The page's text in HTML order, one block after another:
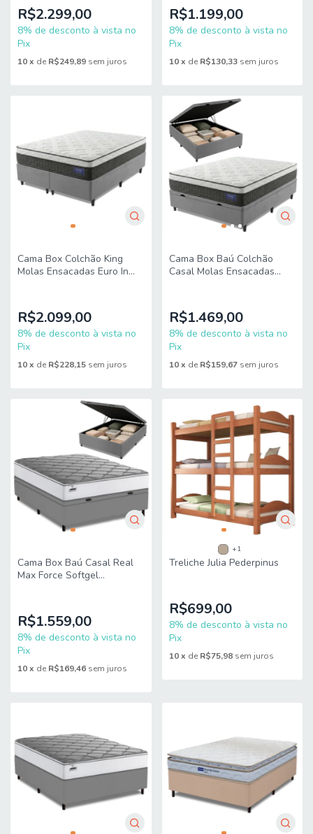
R$2.299,00
8% de desconto à vista no
Pix
10x de R$249,89 sem juros
R$1.199,00
8% de desconto à vista no
Pix
10 x de R$130,33 sem juros
Cama Box Colchão King
Molas Ensacadas Euro In
R$2.099,00
8% de desconto à vista no
Pix
10x de R$228,15 sem juros
Cama Box Baú Colchão
Casal Molas Ensacadas
R$1.469,00
8% de desconto à vista no
Pix
10 x de R$159,67 sem juros
Cama Box Baú Casal Real
Max Force Softgel
R$1.559,00
8% de desconto à vista no
Pix
10x de R$169,46 sem juros
+1
Treliche Julia Pederpinus
R$699,00
8% de desconto à vista no
Pix
10 x de R$75,98 sem juros